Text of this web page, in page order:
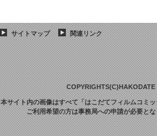
サイトマップ 関連リンク
本サイト内の画像はすべて「はこだてフィルムコミ
ご利用希望の方は事務局への申請が必要と